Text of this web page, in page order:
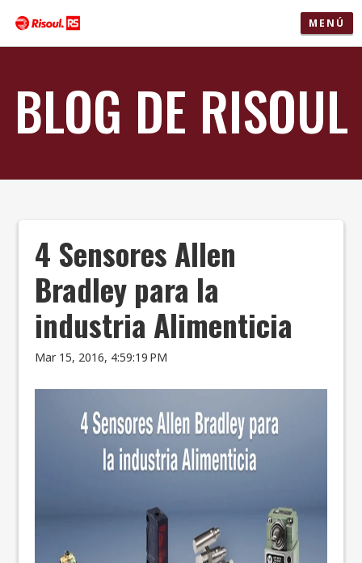
MENÚ
BLOG DE RISOUL
4 Sensores Allen
Bradley para la
industria Alimenticia
Mar 15, 2016, 4:59:19 PM